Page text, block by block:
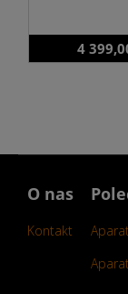
4
O nas
Kontakt